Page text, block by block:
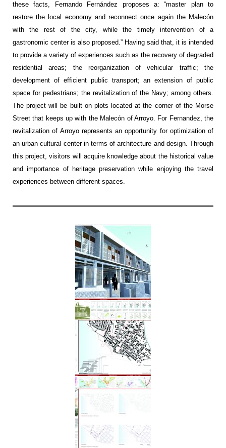
these facts, Fernando Fernández proposes a: “master plan to
restore the local economy and reconnect once again the Malecón
with the rest of the city, while the timely intervention of a
gastronomic center is also proposed.” Having said that, it is intended
to provide a variety of experiences such as the recovery of degraded
residential areas; the reorganization of vehicular traffic; the
development of efficient public transport; an extension of public
space for pedestrians; the revitalization of the Navy; among others.
The project will be built on plots located at the corner of the Morse
Street that keeps up with the Malecón of Arroyo. For Fernandez, the
revitalization of Arroyo represents an opportunity for optimization of
an urban cultural center in terms of architecture and design. Through
this project, visitors will acquire knowledge about the historical value
and importance of heritage preservation while enjoying the travel
experiences between different spaces.